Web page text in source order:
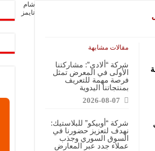
بالمنتجات المحلية ودعم المشاريع الصغيرة
للموقع وتعزيز حضوره الإعلامي
لدعم مرحلة إعادة الإعمار في سوريا
مقالات مشابهة
شركة “ألادي”: مشاركتنا
الأولى في المعرض تمثل
فرصة مهمة للتعريف
بمنتجاتنا اليدوية
2026-08-07
شركة “أوبيكو” للبلاستيك:
نهدف لتعزيز حضورنا في
السوق السوري وجذب
عملاء جدد عبر المعارض
شام
تايمز